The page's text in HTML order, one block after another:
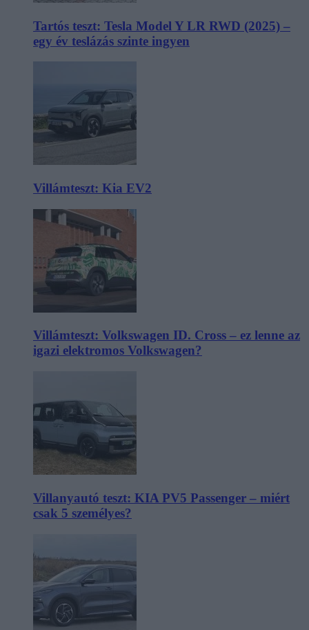
Tartós teszt: Tesla Model Y LR RWD (2025) –
egy év teslázás szinte ingyen
Villámteszt: Kia EV2
Villámteszt: Volkswagen ID. Cross – ez lenne az
igazi elektromos Volkswagen?
Villanyautó teszt: KIA PV5 Passenger – miért
csak 5 személyes?